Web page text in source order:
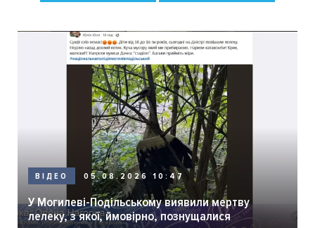
ВІДЕО 05.08.2026 10:47
У Могилеві-Подільському виявили мертву
лелеку, з якої, ймовірно, познущалися